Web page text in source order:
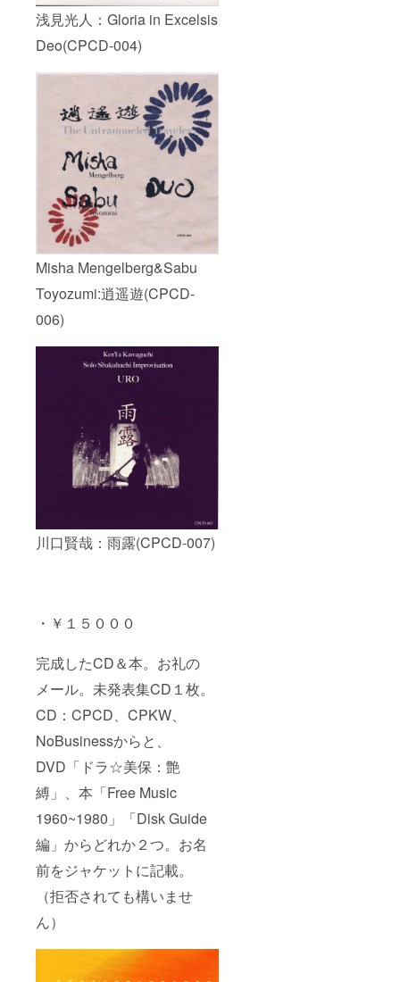
浅見光人：Gloria in Excelsis
Deo(CPCD-004)
Misha Mengelberg&Sabu
Toyozumi:逍遥遊(CPCD-
006)
川口賢哉：雨露(CPCD-007)
・￥１５０００
完成したCD＆本。お礼の
メール。未発表集CD１枚。
CD：CPCD、CPKW、
NoBusinessからと、
DVD「ドラ☆美保：艶
縛」、本「Free Music
1960~1980」「Disk Guide
編」からどれか２つ。お名
前をジャケットに記載。
（拒否されても構いませ
ん）